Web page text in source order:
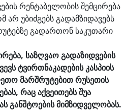
რენტაბელობის შემცირება
არ უბიძგებს გადამზიდავებს
გადართონ საკუთარი
, საზღვაოგადაზიდვების
ტვირთნაკადებისკასპიის
მარშრუტებითრუსეთის
, რაცაქვეითებსშუა
განშტოებისმიმზიდველობას.